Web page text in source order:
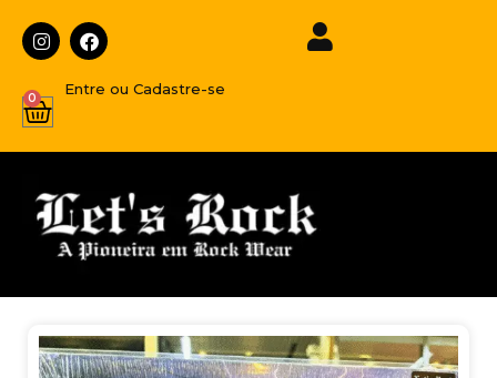
Entre ou Cadastre-se
0